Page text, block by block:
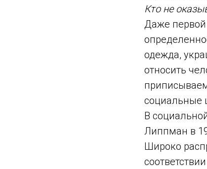
Кто не
Даже первой
одежда,
относить
социальные
В
Липпман в
Широко
соответствии